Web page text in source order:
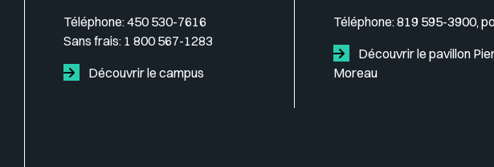
Téléphone:450 530-7616
Sans frais: 1 800 567-1283
Découvrir le campus
Téléphone:819 595-3900,
Découvrir le pavillon
Moreau